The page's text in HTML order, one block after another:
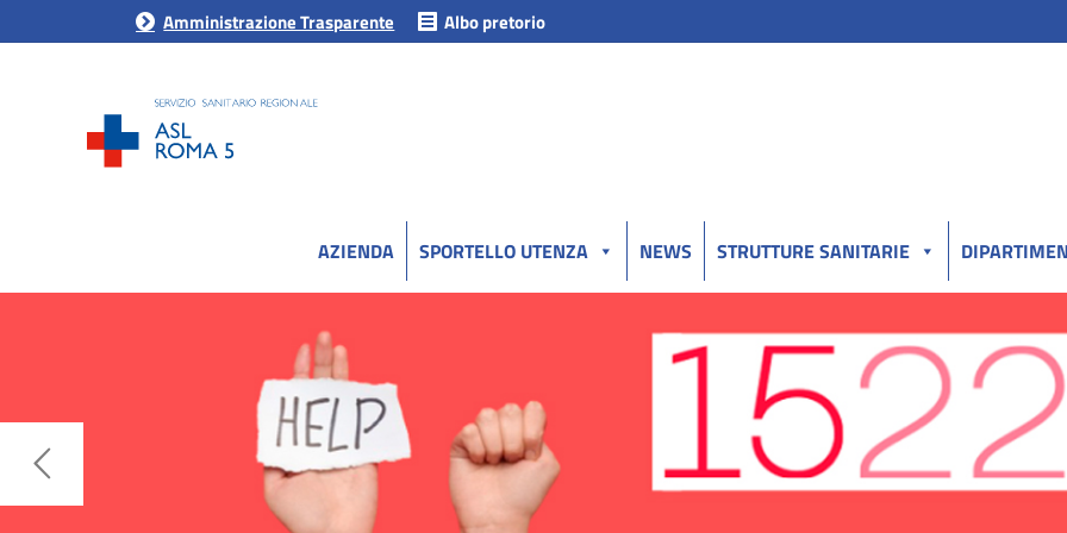
Amministrazione Trasparente Albo pretorio
AZIENDA SPORTELLO UTENZA NEWS STRUTTURE SANITARIE